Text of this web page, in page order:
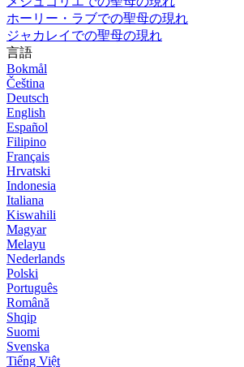
ホーリー・ラブでの聖母の現れ
ジャカレイでの聖母の現れ
言語
Bokmål
Čeština
Deutsch
English
Español
Filipino
Français
Hrvatski
Indonesia
Italiana
Kiswahili
Magyar
Melayu
Nederlands
Polski
Português
Română
Shqip
Suomi
Svenska
Tiếng Việt